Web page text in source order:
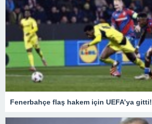
Fenerbahçe flaş hakem için UEFA’ya gitti!